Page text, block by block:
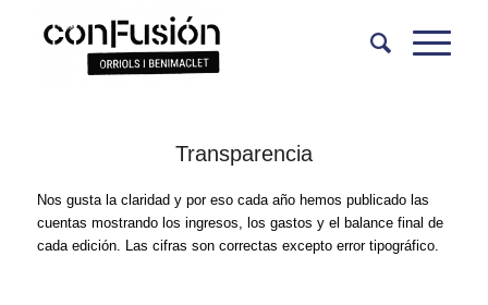
Transparencia
Nos gusta la claridad y por eso cada año hemos publicado las
cuentas mostrando los ingresos, los gastos y el balance final de
cada edición. Las cifras son correctas excepto error tipográfico.